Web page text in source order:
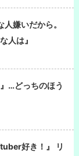
嫌いだから。
人は』
…どっちのほう
好き！』 リ